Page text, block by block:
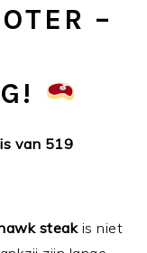
–
van 519
steakis niet